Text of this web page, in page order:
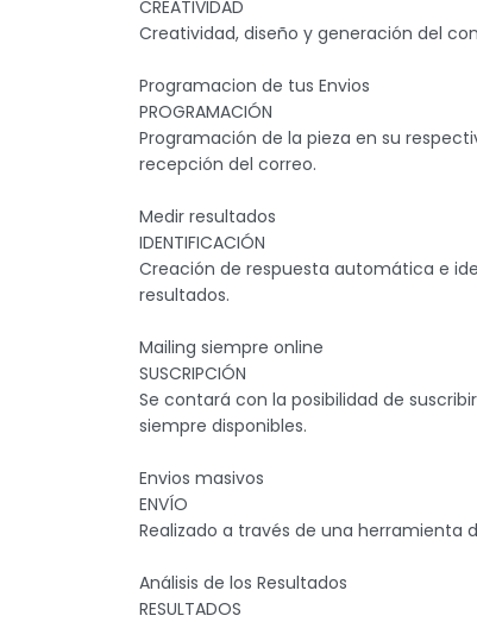
CREATIVIDAD
Creatividad, diseño y generación del
Programacion de tus Envios
PROGRAMACIÓN
Programación de la pieza en su
recepción del correo.
Medir resultados
IDENTIFICACIÓN
Creación de respuesta automática e
resultados.
Mailing siempre online
SUSCRIPCIÓN
Se contará con la posibilidad de
siempre disponibles.
Envios masivos
ENVÍO
Realizado a través de una herramienta
Análisis de los Resultados
RESULTADOS